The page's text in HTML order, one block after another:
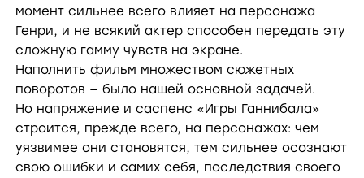
момент сильнее всего влияет на персонажа
Генри, и не всякий актер способен передать эту
сложную гамму чувств на экране.
Наполнить фильм множеством сюжетных
поворотов — было нашей основной задачей.
Но напряжение и саспенс «Игры Ганнибала»
строится, прежде всего, на персонажах: чем
уязвимее они становятся, тем сильнее осознают
свою ошибки и самих себя, последствия своего